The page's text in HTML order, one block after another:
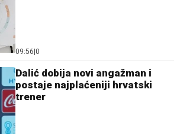
09:56 0
Dalić dobija novi angažman i
postaje najplaćeniji hrvatski
trener